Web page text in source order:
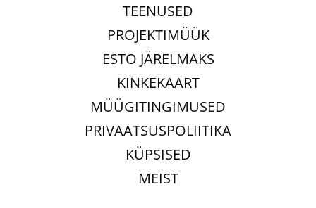
TEENUSED
PROJEKTIMÜÜK
ESTO JÄRELMAKS
KINKEKAART
MÜÜGITINGIMUSED
PRIVAATSUSPOLIITIKA
KÜPSISED
MEIST